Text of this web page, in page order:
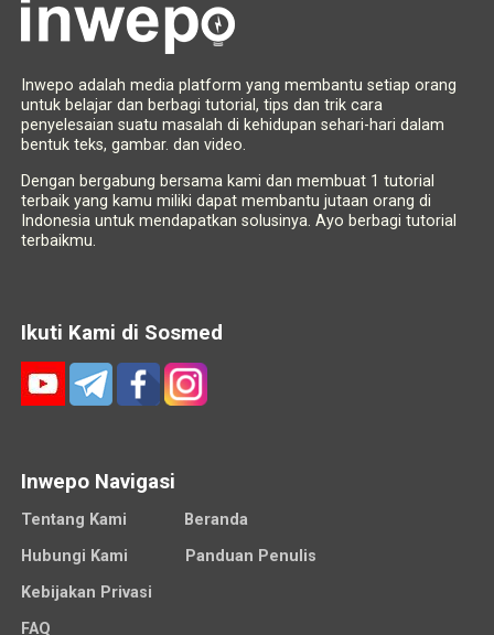
Inwepo adalah media platform yang membantu setiap orang
untuk belajar dan berbagi tutorial, tips dan trik cara
penyelesaian suatu masalah di kehidupan sehari-hari dalam
bentuk teks, gambar. dan video.
Dengan bergabung bersama kami dan membuat 1 tutorial
terbaik yang kamu miliki dapat membantu jutaan orang di
Indonesia untuk mendapatkan solusinya. Ayo berbagi tutorial
terbaikmu.
Ikuti Kami di Sosmed
Inwepo Navigasi
Tentang Kami
Beranda
Hubungi Kami
Panduan Penulis
Kebijakan Privasi
FAQ